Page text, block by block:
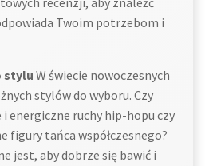
Twoim potrzebom i
stylu W świecie nowoczesnych
stylów do wyboru. Czy
energiczne ruchy hip-hopu czy
figury tańca współczesnego?
jest, aby dobrze się bawić i